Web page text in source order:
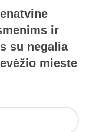
ir
su negalia
mieste